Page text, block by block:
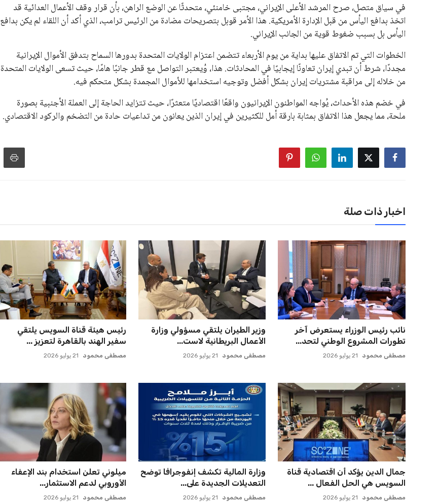
في سياق متصل، صرح المرشد الأعلى الإيراني، مجتبى خامنئي، متحدثًا عن الوضع الراهن، بأن قرار وقف الأعمال العدائية قد
اتخذ بدافع اليأس من قبل الإدارة الأمريكية. هذا الأمر قوبل بتصريحات مضادة من الرئيس ترامب، الذي أكد أن اللقاء لم يكن بدافع
اليأس بل بسبب ضغوط قوية من الجانب الإيراني.
الخطوات التي تم الاتفاق عليها بداية من يوم الأربعاء تتضمن اعتزام الولايات المتحدة بدورها السماح بتدفق الأموال الإيرانية
مجددًا، شرط أن تبدي إيران تعاونًا إيجابيًا في المحادثات. هذا، وُيعتبر التواصل مع قطر جانبًا هامًا، حيث تسعى الولايات المتحدة
من خلاله إلى مراقبة مشتريات إيران بشكل أفضل وتوجيه استخدامها للأموال المجمدة بشكل متحكم فيه.
في خضم هذه الأحداث، يُواجه المواطنون الإيرانيون واقعًا اقتصاديًا متعثرًا، حيث تتزايد الحاجة إلى العملة الأجنبية بصورة
ملحة، مما يجعل هذا الاتفاق بمثابة بارقة أمل للكثيرين في إيران الذين يعانون من تداعيات حادة من التضخم والركود الاقتصادي.
اخبار ذات صلة
نائب رئيس الوزراء يستعرض آخر
تطورات المشروع الوطني لتحد...
مصطفى محمود 21 يوليو 2026
وزير الطيران يلتقي مسؤولي وزارة
الأعمال البريطانية لاست...
مصطفى محمود 21 يوليو 2026
رئيس هيئة قناة السويس يلتقي
سفير الهند بالقاهرة لتعزيز ...
مصطفى محمود 21 يوليو 2026
جمال الدين يؤكد أن اقتصادية قناة
السويس هي الحل الفعال ...
مصطفى محمود 21 يوليو 2026
وزارة المالية تكشف إنفوجرافا توضح
التعديلات الجديدة على...
مصطفى محمود 21 يوليو 2026
ميلوني تعلن استخدام بند الإعفاء
الأوروبي لدعم الاستثمار...
مصطفى محمود 21 يوليو 2026